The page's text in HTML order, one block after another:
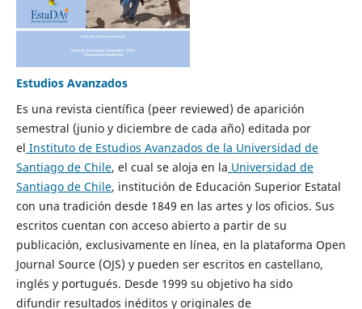
Estudios Avanzados
Es una revista científica (peer reviewed) de aparición
semestral (junio y diciembre de cada año) editada por
el Instituto de Estudios Avanzados de la Universidad de
Santiago de Chile, el cual se aloja en la Universidad de
Santiago de Chile, institución de Educación Superior Estatal
con una tradición desde 1849 en las artes y los oficios. Sus
escritos cuentan con acceso abierto a partir de su
publicación, exclusivamente en línea, en la plataforma Open
Journal Source (OJS) y pueden ser escritos en castellano,
inglés y portugués. Desde 1999 su objetivo ha sido
difundir resultados inéditos y originales de